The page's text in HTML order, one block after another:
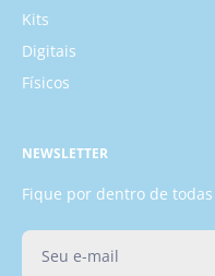
Kits
Digitais
Físicos
NEWSLETTER
Fique por dentro de
Seu e-mail